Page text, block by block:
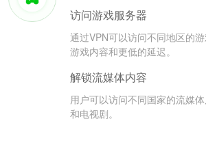
访问游戏服务器
通过VPN可以访问不同地区的
游戏内容和更低的延迟。
解锁流媒体内容
用户可以访问不同国家的流媒
和电视剧。